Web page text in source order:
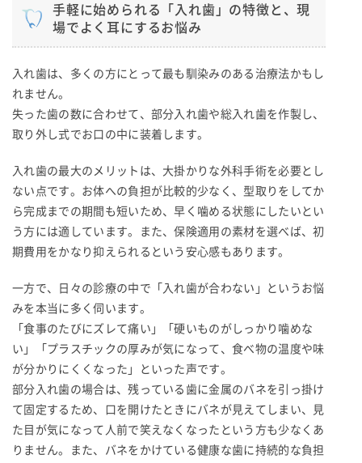
手軽に始められる「入れ歯」の特徴と、現
場でよく耳にするお悩み
入れ歯は、多くの方にとって最も馴染みのある治療法かもし
れません。
失った歯の数に合わせて、部分入れ歯や総入れ歯を作製し、
取り外し式でお口の中に装着します。
入れ歯の最大のメリットは、大掛かりな外科手術を必要とし
ない点です。お体への負担が比較的少なく、型取りをしてか
ら完成までの期間も短いため、早く噛める状態にしたいとい
う方には適しています。また、保険適用の素材を選べば、初
期費用をかなり抑えられるという安心感もあります。
一方で、日々の診療の中で「入れ歯が合わない」というお悩
みを本当に多く伺います。
「食事のたびにズレて痛い」「硬いものがしっかり噛めな
い」「プラスチックの厚みが気になって、食べ物の温度や味
が分かりにくくなった」といった声です。
部分入れ歯の場合は、残っている歯に金属のバネを引っ掛け
て固定するため、口を開けたときにバネが見えてしまい、見
た目が気になって人前で笑えなくなったという方も少なくあ
りません。また、バネをかけている健康な歯に持続的な負担